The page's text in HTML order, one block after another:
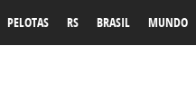
PELOTAS RS BRASIL MUNDO